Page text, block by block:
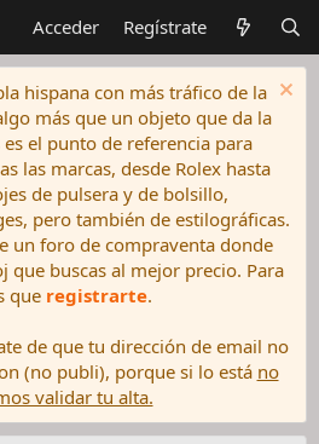
Acceder Regístrate
hispana con más tráfico de la
más que un objeto que da la
es el punto de referencia para
las marcas, desde Rolex hasta
de pulsera y de bolsillo,
pero también de estilográficas.
un foro de compraventa donde
que buscas al mejor precio. Para
que registrarte.
de que tu dirección de email no
(no publi), porque si lo está no
validar tu alta.